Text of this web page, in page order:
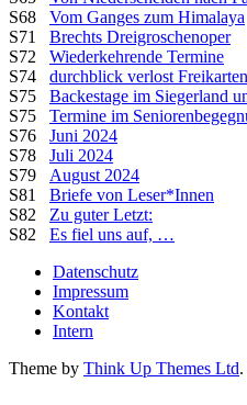
S68 Vom Ganges zum Himalaya
S71 Brechts Dreigroschenoper
S72 Wiederkehrende Termine
S74 durchblick verlost Freikarten
S75 Backestage im Siegerland
S75 Termine im
S76 Juni 2024
S78 Juli 2024
S79 August 2024
S81 Briefe von Leser*Innen
S82 Zu guter Letzt:
S82 Es fiel uns auf, …
Datenschutz
Impressum
Kontakt
Intern
Theme by Think Up Themes Ltd